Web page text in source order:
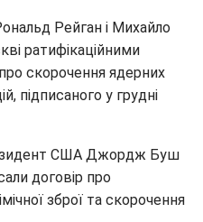
Рейган і Михайло
ратифікаційними
скорочення ядерних
підписаного у грудні
США Джордж Буш
договір про
зброї та скорочення